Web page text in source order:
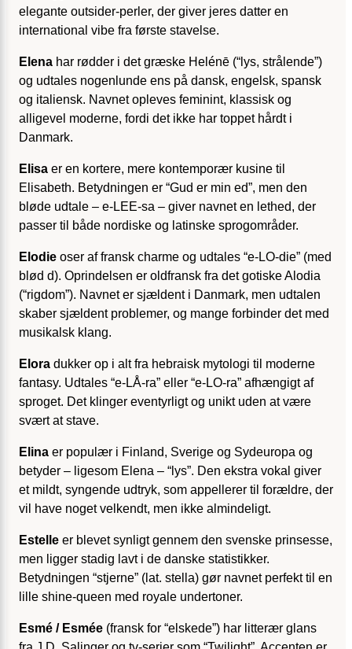
elegante outsider-perler, der giver jeres datter en
international vibe fra første stavelse.
Elena har rødder i det græske Helénē (“lys, strålende”)
og udtales nogenlunde ens på dansk, engelsk, spansk
og italiensk. Navnet opleves feminint, klassisk og
alligevel moderne, fordi det ikke har toppet hårdt i
Danmark.
Elisa er en kortere, mere kontemporær kusine til
Elisabeth. Betydningen er “Gud er min ed”, men den
bløde udtale – e-LEE-sa – giver navnet en lethed, der
passer til både nordiske og latinske sprogområder.
Elodie oser af fransk charme og udtales “e-LO-die” (med
blød d). Oprindelsen er oldfransk fra det gotiske Alodia
(“rigdom”). Navnet er sjældent i Danmark, men udtalen
skaber sjældent problemer, og mange forbinder det med
musikalsk klang.
Elora dukker op i alt fra hebraisk mytologi til moderne
fantasy. Udtales “e-LÅ-ra” eller “e-LO-ra” afhængigt af
sproget. Det klinger eventyrligt og unikt uden at være
svært at stave.
Elina er populær i Finland, Sverige og Sydeuropa og
betyder – ligesom Elena – “lys”. Den ekstra vokal giver
et mildt, syngende udtryk, som appellerer til forældre, der
vil have noget velkendt, men ikke almindeligt.
Estelle er blevet synligt gennem den svenske prinsesse,
men ligger stadig lavt i de danske statistikker.
Betydningen “stjerne” (lat. stella) gør navnet perfekt til en
lille shine-queen med royale undertoner.
Esmé / Esmée (fransk for “elskede”) har litterær glans